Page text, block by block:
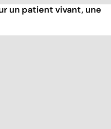
un patient vivant, une